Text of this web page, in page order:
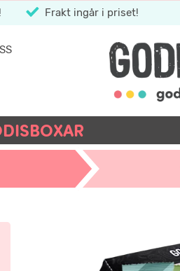
Frakt ingår i priset!